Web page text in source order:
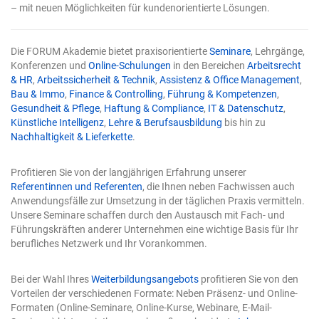
deshalb steigt der Einsatz. Solange die KI nur
verschwindet diese natürliche Sicherung. Die zwei Tore
werden damit nicht optional, sondern zur
Voraussetzung für verlässliche Arbeit. Tor 1: Präzise
Eingaben Die Qualität eines KI-Ergebnisses entscheidet
sich schon bei der Eingabe. Eine vage Frage erzeugt eine
vage Antwort. Das ist keine Schwäche der Technik,
sondern eine Eigenschaft: Das Modell füllt Lücken mit
rät es. Vier Bausteine einer guten Anweisung für
Copilot in Excel Eine wirksame Eingabe enthält in der
Regel vier Elemente: Ein klares Ziel: Was genau soll
herauskommen? Nicht „analysieren", sondern „die drei
Regionen mit dem stärksten Umsatzrückgang finden".
Kontext: Worum geht es, und für wen ist das Ergebnis
Erwartung: Format, Umfang, Struktur – etwa „als
sortierte Tabelle" oder „als kurzer Fließtext mit drei
Kernpunkten". Eine benannte Quelle: Welcher
– mit neuen Möglichkeiten für kundenorientierte Lösungen.
Die FORUM Akademie bietet praxisorientierteSeminare, Lehrgänge,
Konferenzen und Online-Schulungen in den Bereichen Arbeitsrecht
& HR, Arbeitssicherheit & Technik, Assistenz & Office Management,
Bau & Immo, Finance & Controlling, Führung & Kompetenzen,
Gesundheit & Pflege, Haftung & Compliance, IT & Datenschutz,
Künstliche Intelligenz, Lehre & Berufsausbildung bis hin zu
Nachhaltigkeit & Lieferkette.
Profitieren Sie von der langjährigen Erfahrung unserer
Referentinnen und Referenten, die Ihnen neben Fachwissen auch
Anwendungsfälle zur Umsetzung in der täglichen Praxis vermitteln.
Unsere Seminare schaffen durch den Austausch mit Fach- und
Führungskräften anderer Unternehmen eine wichtige Basis für Ihr
berufliches Netzwerk und Ihr Vorankommen.
Bei der Wahl IhresWeiterbildungsangebots profitieren Sie von den
Vorteilen der verschiedenen Formate: Neben Präsenz- und Online-
Formaten (Online-Seminare, Online-Kurse, Webinare, E-Mail-